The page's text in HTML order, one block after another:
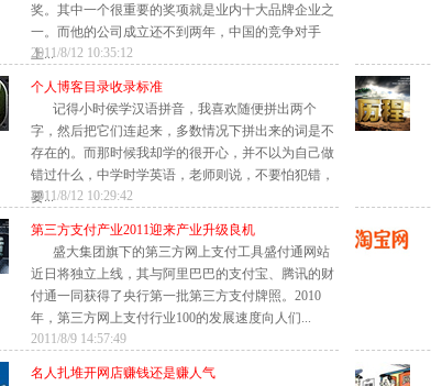
奖。其中一个很重要的奖项就是业内十大品牌企业之
一。而他的公司成立还不到两年，中国的竞争对手
上...
2011/8/12 10:35:12
个人博客目录收录标准
记得小时侯学汉语拼音，我喜欢随便拼出两个
字，然后把它们连起来，多数情况下拼出来的词是不
存在的。而那时候我却学的很开心，并不以为自己做
错过什么，中学时学英语，老师则说，不要怕犯错，
要...
2011/8/12 10:29:42
第三方支付产业2011迎来产业升级良机
盛大集团旗下的第三方网上支付工具盛付通网站
近日将独立上线，其与阿里巴巴的支付宝、腾讯的财
付通一同获得了央行第一批第三方支付牌照。2010
年，第三方网上支付行业100的发展速度向人们...
2011/8/9 14:57:49
名人扎堆开网店赚钱还是赚人气